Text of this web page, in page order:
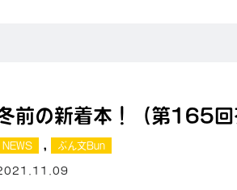
前の新着本！（第165回
NEWS , ぶん文Bun